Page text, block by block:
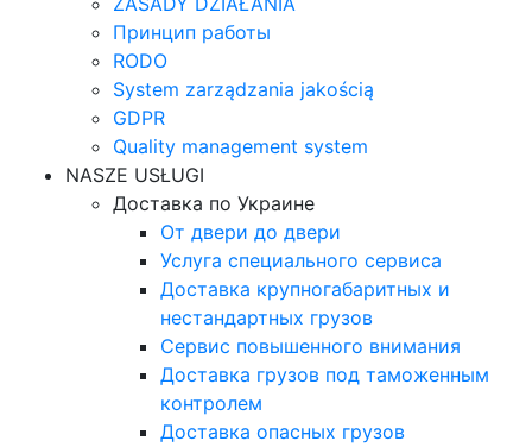
Принцип работы
RODO
System zarządzania jakością
GDPR
Quality management system
NASZE USŁUGI
Доставка по Украине
От двери до двери
Услуга специального сервиса
Доставка крупногабаритных и
нестандартных грузов
Сервис повышенного внимания
Доставка грузов под таможенным
контролем
Доставка опасных грузов